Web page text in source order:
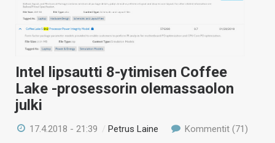
Intel lipsautti 8-ytimisen Coffee
Lake -prosessorin olemassaolon
julki
17.4.2018 - 21:39 /Petrus Laine Kommentit (71)